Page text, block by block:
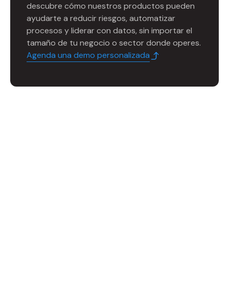
descubre cómo nuestros productos pueden
ayudarte a reducir riesgos, automatizar
procesos y liderar con datos, sin importar el
tamaño de tu negocio o sector donde operes.
Agenda una demo personalizada